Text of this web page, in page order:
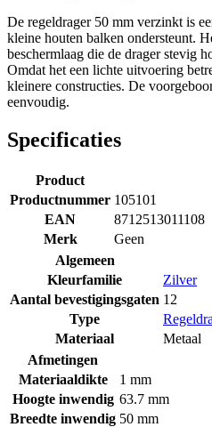
De regeldrager 50 mm verzinkt is
kleine houten balken ondersteunt.
beschermlaag die de drager stevig
Omdat het een lichte uitvoering
kleinere constructies. De
eenvoudig.
Specificaties
Product
Productnummer 105101
EAN
8712513011108
Merk
Geen
Algemeen
Kleurfamilie
Zilver
Aantal bevestigingsgaten 12
Type
Materiaal
Metaal
Afmetingen
Materiaaldikte
1 mm
Hoogte inwendig 63.7 mm
Breedte inwendig 50 mm